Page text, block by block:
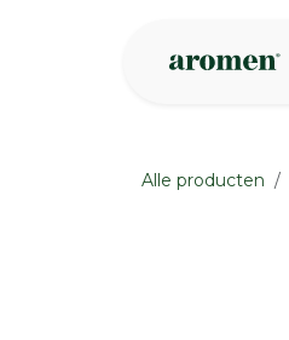
Alle producten